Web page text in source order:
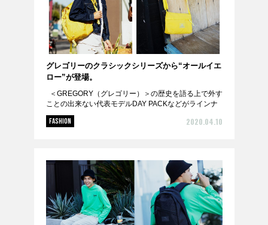
GADGET
RECOMMENDFOLLOW RATEHIGHER MAGAZINE
グレゴリーのクラシックシリーズから“オールイエ
ロー”が登場。
＜GREGORY（グレゴリー）＞の歴史を語る上で外す
ことの出来ない代表モデルDAY PACKなどがラインナ
ップするクラシックシリーズより、ボディ、ジッパ
ー、バックル、そしてロゴラベルまで...
FASHION 2020.04.10